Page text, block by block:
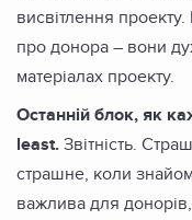
висвітлення
про донора – вони
матеріалах проекту.
Останній блок, як
least. Звітність.
страшне, коли
важлива для